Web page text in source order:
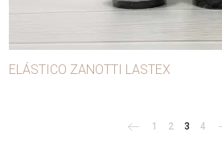
ELÁSTICO ZANOTTI LASTEX
1 2 3 4